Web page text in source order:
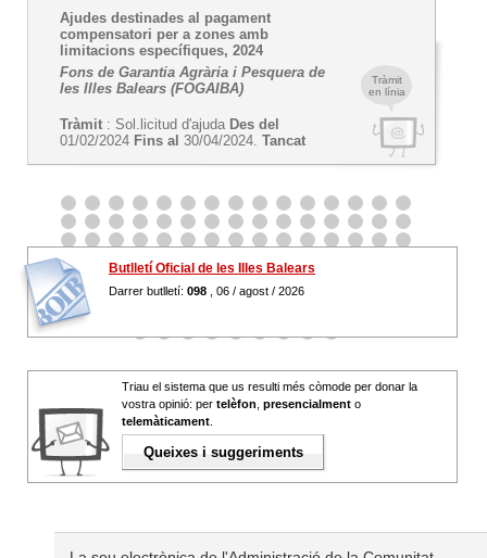
Tràmit
en línia
Ajudes destinades al pagament
compensatori per a zones amb
limitacions específiques, 2024
Fons de Garantia Agrària i Pesquera de
les Illes Balears (FOGAIBA)
Tràmit : Sol.licitud d'ajuda Des del
01/02/2024 Fins al 30/04/2024. Tancat
Butlletí Oficial de les Illes Balears
Darrer butlletí: 098 , 06 / agost / 2026
Triau el sistema que us resulti més còmode per donar la
vostra opinió: per telèfon presencialment o
telemàticament
Queixes i suggeriments